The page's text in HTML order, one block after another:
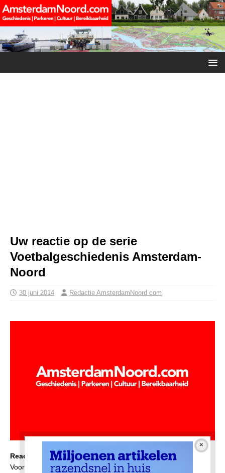
Uw reactie op de serie
Voetbalgeschiedenis Amsterdam-
Noord
30 juni 2014 Redactie AmsterdamNoord com
Reactie Voetbalgeschiedenis Amsterdam-Noord
Voorheen stond op deze pagina een reactieformulier waarop u